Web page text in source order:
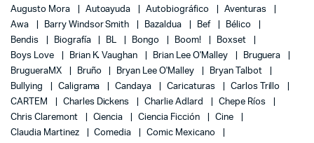
Augusto Mora
Autoayuda Autobiográfico
Aventuras
Awa
Barry Windsor Smith Bazaldua Bef
Bélico
Bendis
Biografía BL Bongo Boom!
Boxset
Boys Love
Brian K. Vaughan Brian Lee O'Malley
Bruguera
BrugueraMX
Bruño Bryan Lee O'Malley
Bryan Talbot
Bullying
Caligrama Candaya Caricaturas
Carlos Trillo
CARTEM
Charles Dickens Charlie Adlard
Chepe Ríos
Chris Claremont
Ciencia Ciencia Ficción
Cine
Claudia Martinez
Comedia
Comic Mexicano